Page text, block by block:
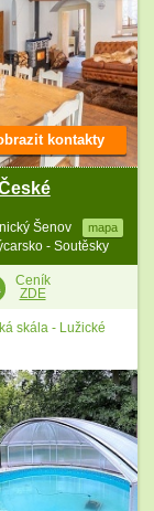
Šenov mapa
- Soutěsky
kontakty
Ceník
ZDE
skála - Lužické